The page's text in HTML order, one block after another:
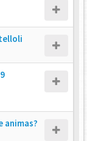
animas?